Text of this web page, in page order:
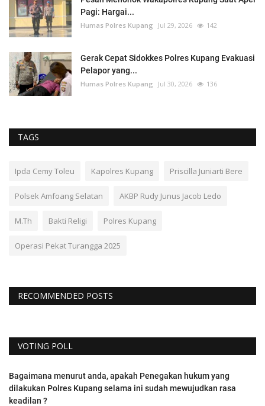
Pagi: Hargai...
Humas Polres Kupang Jul 29, 2026 142
Gerak Cepat Sidokkes Polres Kupang Evakuasi
Pelapor yang...
Humas Polres Kupang Jul 30, 2026 136
TAGS
Ipda Cemy Toleu Kapolres Kupang Priscilla Juniarti Bere
Polsek Amfoang Selatan AKBP Rudy Junus Jacob Ledo
M.Th Bakti Religi Polres Kupang
Operasi Pekat Turangga 2025
RECOMMENDED POSTS
VOTING POLL
Bagaimana menurut anda, apakah Penegakan hukum yang
dilakukan Polres Kupang selama ini sudah mewujudkan rasa
keadilan ?